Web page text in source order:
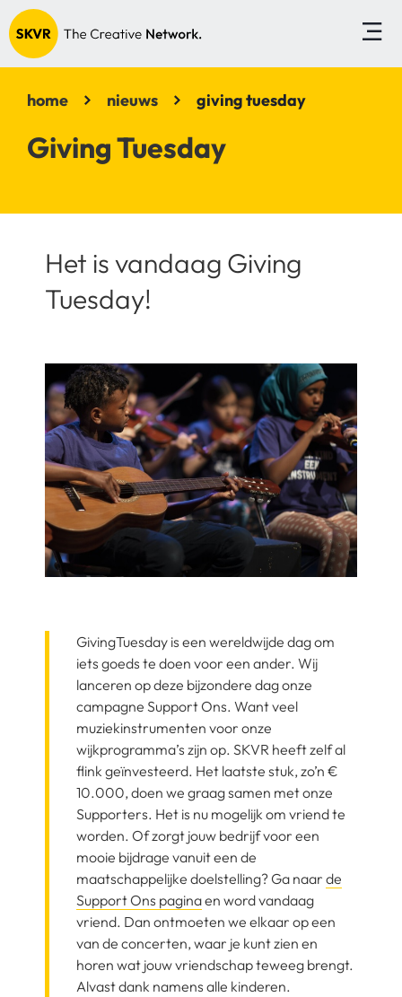
home nieuws giving tuesday
Giving Tuesday
Het is vandaag Giving
Tuesday!
GivingTuesday is een wereldwijde dag om
iets goeds te doen voor een ander. Wij
lanceren op deze bijzondere dag onze
campagne Support Ons. Want veel
muziekinstrumenten voor onze
wijkprogramma’s zijn op. SKVR heeft zelf al
flink geïnvesteerd. Het laatste stuk, zo’n €
10.000, doen we graag samen met onze
Supporters. Het is nu mogelijk om vriend te
worden. Of zorgt jouw bedrijf voor een
mooie bijdrage vanuit een de
maatschappelijke doelstelling? Ga naar de
Support Ons paginaen word vandaag
vriend. Dan ontmoeten we elkaar op een
van de concerten, waar je kunt zien en
horen wat jouw vriendschap teweeg brengt.
Alvast dank namens alle kinderen.